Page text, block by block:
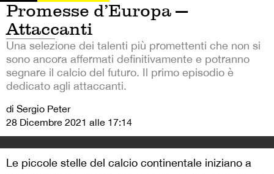
Promesse d’Europa —
Attaccanti
Una selezione dei talenti più promettenti che non si
sono ancora affermati definitivamente e potranno
segnare il calcio del futuro. Il primo episodio è
dedicato agli attaccanti.
di Sergio Peter
28 Dicembre 2021 alle 17:14
Le piccole stelle del calcio continentale iniziano a